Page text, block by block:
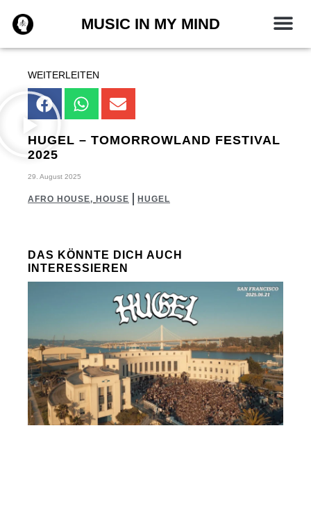
Inhalt
springen
MUSIC IN MY MIND
WEITERLEITEN
HUGEL – TOMORROWLAND FESTIVAL
2025
29. August 2025
AFRO HOUSE, HOUSE HUGEL
DAS KÖNNTE DICH AUCH
INTERESSIEREN